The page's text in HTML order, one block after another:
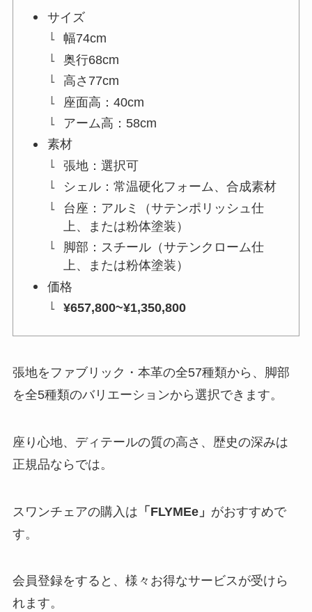
サイズ
幅74cm
奥行68cm
高さ77cm
座面高：40cm
アーム高：58cm
素材
張地：選択可
シェル：常温硬化フォーム、合成素材
台座：アルミ（サテンポリッシュ仕
上、または粉体塗装）
脚部：スチール（サテンクローム仕
上、または粉体塗装）
価格
¥657,800~¥1,350,800
張地をファブリック・本革の全57種類から、脚部
を全5種類のバリエーションから選択できます。
座り心地、ディテールの質の高さ、歴史の深みは
正規品ならでは。
スワンチェアの購入は 「FLYMEe」 がおすすめで
す。
会員登録をすると、様々お得なサービスが受けら
れます。